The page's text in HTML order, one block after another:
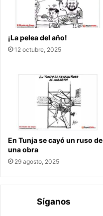
¡La pelea del año!
12 octubre, 2025
En Tunja se cayó un ruso de
una obra
29 agosto, 2025
Síganos